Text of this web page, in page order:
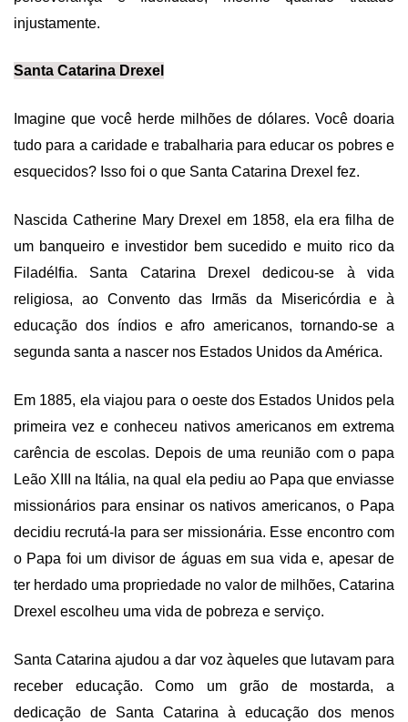
injustamente.
Santa Catarina Drexel
Imagine que você herde milhões de dólares. Você doaria
tudo para a caridade e trabalharia para educar os pobres e
esquecidos? Isso foi o que Santa Catarina Drexel fez.
Nascida Catherine Mary Drexel em 1858, ela era filha de
um banqueiro e investidor bem sucedido e muito rico da
Filadélfia. Santa Catarina Drexel dedicou-se à vida
religiosa, ao Convento das Irmãs da Misericórdia e à
educação dos índios e afro americanos, tornando-se a
segunda santa a nascer nos Estados Unidos da América.
Em 1885, ela viajou para o oeste dos Estados Unidos pela
primeira vez e conheceu nativos americanos em extrema
carência de escolas. Depois de uma reunião com o papa
Leão XIII na Itália, na qual ela pediu ao Papa que enviasse
missionários para ensinar os nativos americanos, o Papa
decidiu recrutá-la para ser missionária. Esse encontro com
o Papa foi um divisor de águas em sua vida e, apesar de
ter herdado uma propriedade no valor de milhões, Catarina
Drexel escolheu uma vida de pobreza e serviço.
Santa Catarina ajudou a dar voz àqueles que lutavam para
receber educação. Como um grão de mostarda, a
dedicação de Santa Catarina à educação dos menos